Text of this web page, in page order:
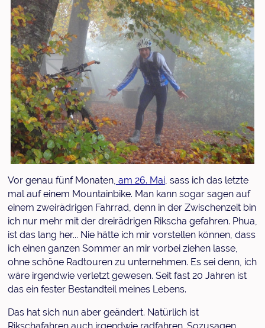
Vor genau fünf Monaten, am 26. Mai, sass ich das letzte
mal auf einem Mountainbike. Man kann sogar sagen auf
einem zweirädrigen Fahrrad, denn in der Zwischenzeit bin
ich nur mehr mit der dreirädrigen Rikscha gefahren. Phua,
ist das lang her... Nie hätte ich mir vorstellen können, dass
ich einen ganzen Sommer an mir vorbei ziehen lasse,
ohne schöne Radtouren zu unternehmen. Es sei denn, ich
wäre irgendwie verletzt gewesen. Seit fast 20 Jahren ist
das ein fester Bestandteil meines Lebens.
Das hat sich nun aber geändert. Natürlich ist